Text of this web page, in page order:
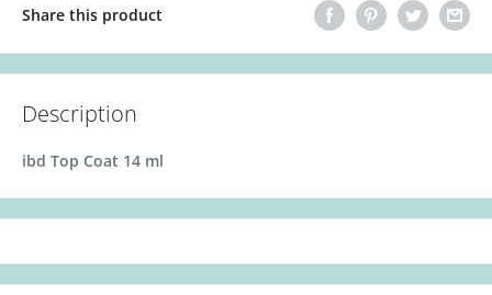
Share this product
Description
ibd Top Coat 14 ml